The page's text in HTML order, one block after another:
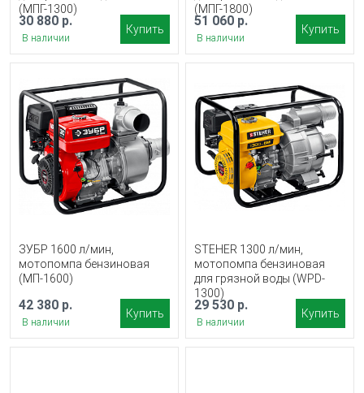
(МПГ-1300)
30 880 р.
В наличии
Купить
(МПГ-1800)
51 060 р.
В наличии
Купить
ЗУБР 1600 л/мин,
мотопомпа бензиновая
(МП-1600)
42 380 р.
В наличии
Купить
STEHER 1300 л/мин,
мотопомпа бензиновая
для грязной воды (WPD-
1300)
29 530 р.
В наличии
Купить